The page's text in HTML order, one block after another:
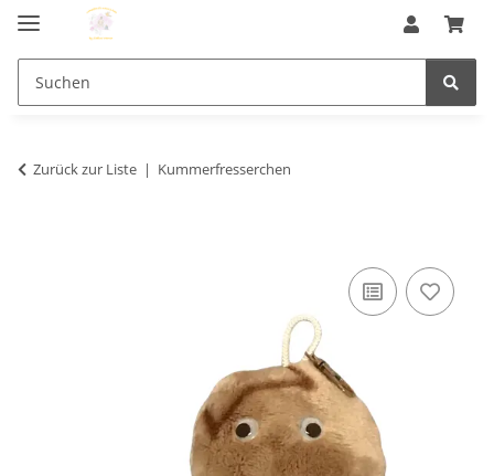
Zurück zur Liste Kummerfresserchen